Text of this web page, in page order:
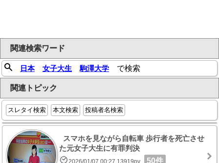
関連検索ワード
日本 女子大生 駒澤大学 で検索
関連トピック
スレタイ検索 本文検索 投稿者名検索
スマホを見ながら自転車 歩行者を死亡させ
た元女子大生に有罪判決
2026/01/07 00:27 13919pv 50件